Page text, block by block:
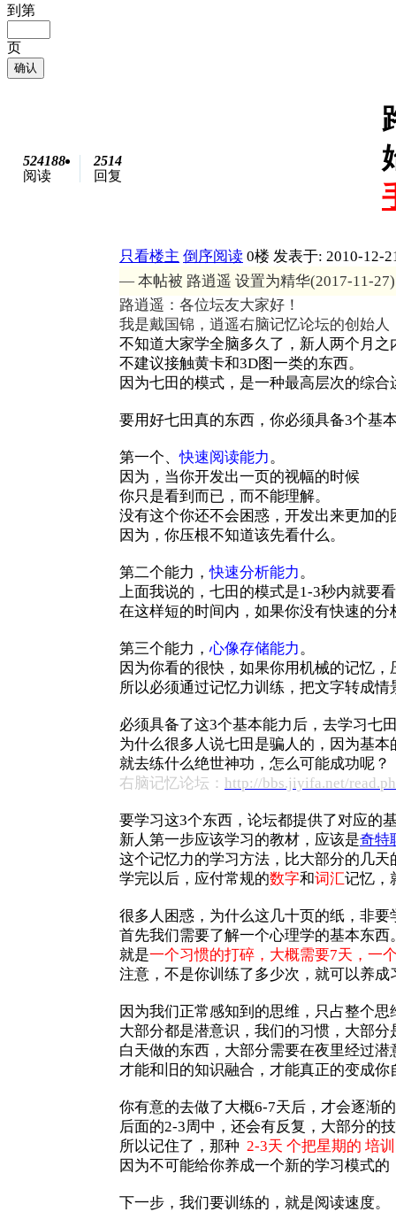
到第
页
确认
524188
阅读
2514
回复
只看楼主 倒序阅读 0楼 发表于: 2010-12-
— 本帖被 路逍遥 设置为精华(2017-11-
路逍遥：各位坛友大家好！
我是戴国锦， 逍遥右脑记忆论坛的创始人
不知道大家学全脑多久了，新人两个月之
不建议接触黄卡和3D图一类的东西。
因为七田的模式，是一种最高层次的综合
要用好七田真的东西，你必须具备3个基
第一个、快速阅读能力。
因为，当你开发出一页的视幅的时候
你只是看到而已，而不能理解。
没有这个你还不会困惑，开发出来更加的
因为，你压根不知道该先看什么。
第二个能力，快速分析能力。
上面我说的，七田的模式是1-3秒内就要
在这样短的时间内，如果你没有快速的分
第三个能力，心像存储能力。
因为你看的很快，如果你用机械的记忆，
所以必须通过记忆力训练，把文字转成
必须具备了这3个基本能力后，去学习七
为什么很多人说七田是骗人的，因为基
就去练什么绝世神功，怎么可能成功呢？
右脑记忆论坛： http://bbs.jiyifa.net/
要学习这3个东西，论坛都提供了对应的
新人第一步应该学习的教材，应该是奇特
这个记忆力的学习方法，比大部分的几天
学完以后，应付常规的数字和词汇记忆，
很多人困惑，为什么这几十页的纸，非要
首先我们需要了解一个心理学的基本东西
就是一个习惯的打碎，大概需要7天，一
注意，不是你训练了多少次，就可以养
因为我们正常感知到的思维，只占整个思
大部分都是潜意识，我们的习惯，大部
白天做的东西，大部分需要在夜里经过潜
才能和旧的知识融合，才能真正的变成你
你有意的去做了大概6-7天后，才会逐渐
后面的2-3周中，还会有反复，大部分的
所以记住了，那种 2-3天 个把星期的 培
因为不可能给你养成一个新的学习模式的
下一步，我们要训练的，就是阅读速度。